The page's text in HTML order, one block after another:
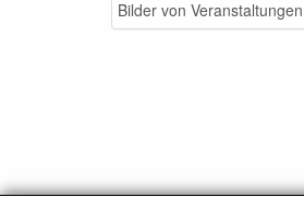
Bilder von Veranstaltungen